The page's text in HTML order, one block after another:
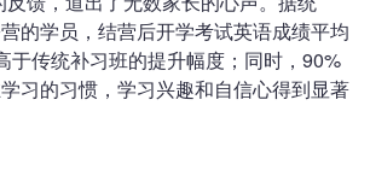
的学员，结营后开学考试英语成绩平均
于传统补习班的提升幅度；同时，90%
习的习惯，学习兴趣和自信心得到显著